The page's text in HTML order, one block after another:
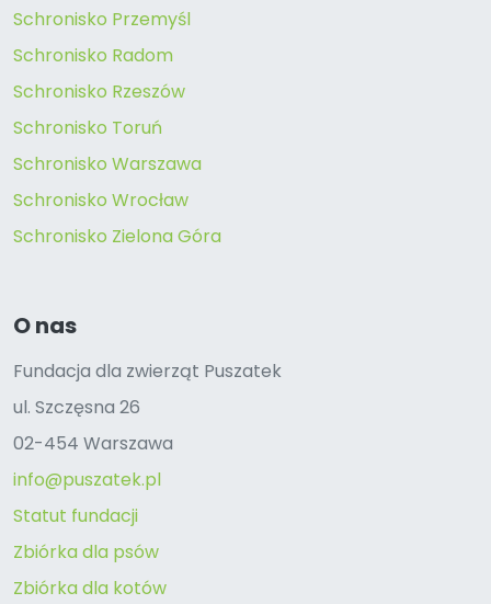
Schronisko Przemyśl
Schronisko Radom
Schronisko Rzeszów
Schronisko Toruń
Schronisko Warszawa
Schronisko Wrocław
Schronisko Zielona Góra
O nas
Fundacja dla zwierząt Puszatek
ul. Szczęsna 26
02-454 Warszawa
info@puszatek.pl
Statut fundacji
Zbiórka dla psów
Zbiórka dla kotów